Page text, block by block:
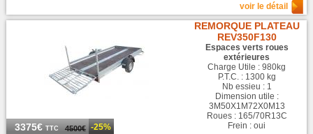
voir le détail
3375€TTC 4500€ -25%
REMORQUE PLATEAU
REV350F130
Espaces verts roues
extérieures
Charge Utile : 980kg
P.T.C. : 1300 kg
Nb essieu : 1
Dimension utile :
3M50X1M72X0M13
Roues : 165/70R13C
Frein : oui